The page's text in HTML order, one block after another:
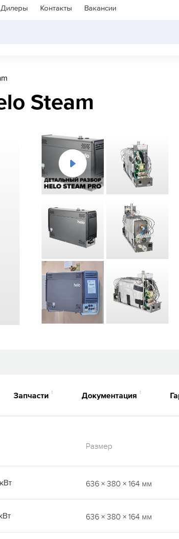
Дилеры Контакты Вакансии
Steam
Запчасти 1 Документация 1
Размер
636 × 380 × 164 мм
636 × 380 × 164 мм